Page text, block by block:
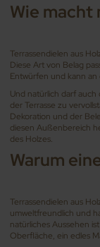
Wie macht
Terrassendielen aus
Diese Art von Belag
Entwürfen und kann
Und natürlich darf
der Terrasse zu
Dekoration und der
diesen Außenbereich
des Holzes.
Warum
Terrassendielen aus
umweltfreundlich und
natürliches Aussehen
Oberfläche, ein edles